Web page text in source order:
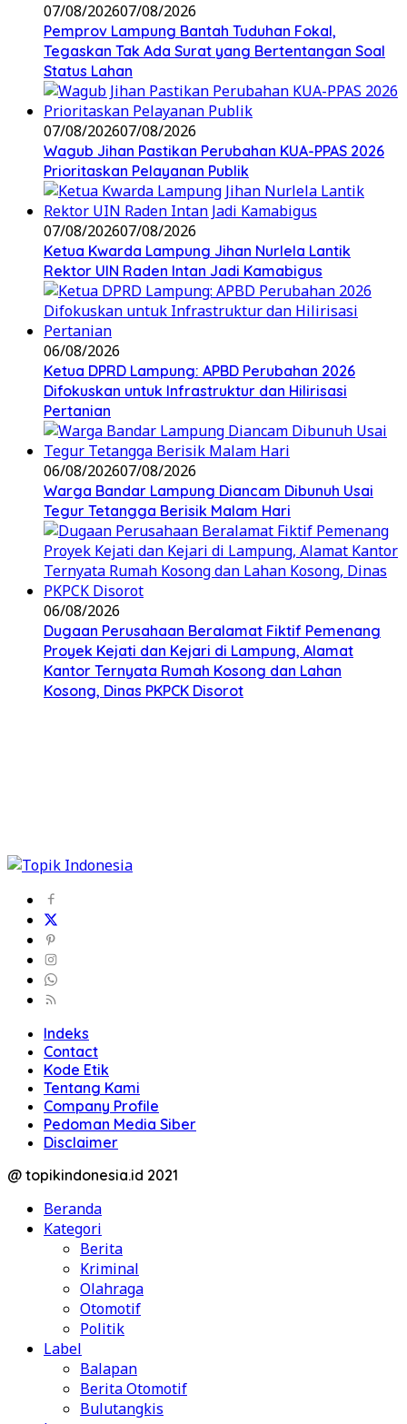
07/08/202607/08/2026
Pemprov Lampung Bantah Tuduhan Fokal,
Tegaskan Tak Ada Surat yang Bertentangan Soal
Status Lahan
07/08/202607/08/2026
Wagub Jihan Pastikan Perubahan KUA-PPAS 2026
Prioritaskan Pelayanan Publik
07/08/202607/08/2026
Ketua Kwarda Lampung Jihan Nurlela Lantik
Rektor UIN Raden Intan Jadi Kamabigus
06/08/2026
Ketua DPRD Lampung: APBD Perubahan 2026
Difokuskan untuk Infrastruktur dan Hilirisasi
Pertanian
06/08/202607/08/2026
Warga Bandar Lampung Diancam Dibunuh Usai
Tegur Tetangga Berisik Malam Hari
06/08/2026
Dugaan Perusahaan Beralamat Fiktif Pemenang
Proyek Kejati dan Kejari di Lampung, Alamat
Kantor Ternyata Rumah Kosong dan Lahan
Kosong, Dinas PKPCK Disorot
Indeks
Contact
Kode Etik
Tentang Kami
Company Profile
Pedoman Media Siber
Disclaimer
@ topikindonesia.id 2021
Beranda
Kategori
Berita
Kriminal
Olahraga
Otomotif
Politik
Label
Balapan
Berita Otomotif
Bulutangkis